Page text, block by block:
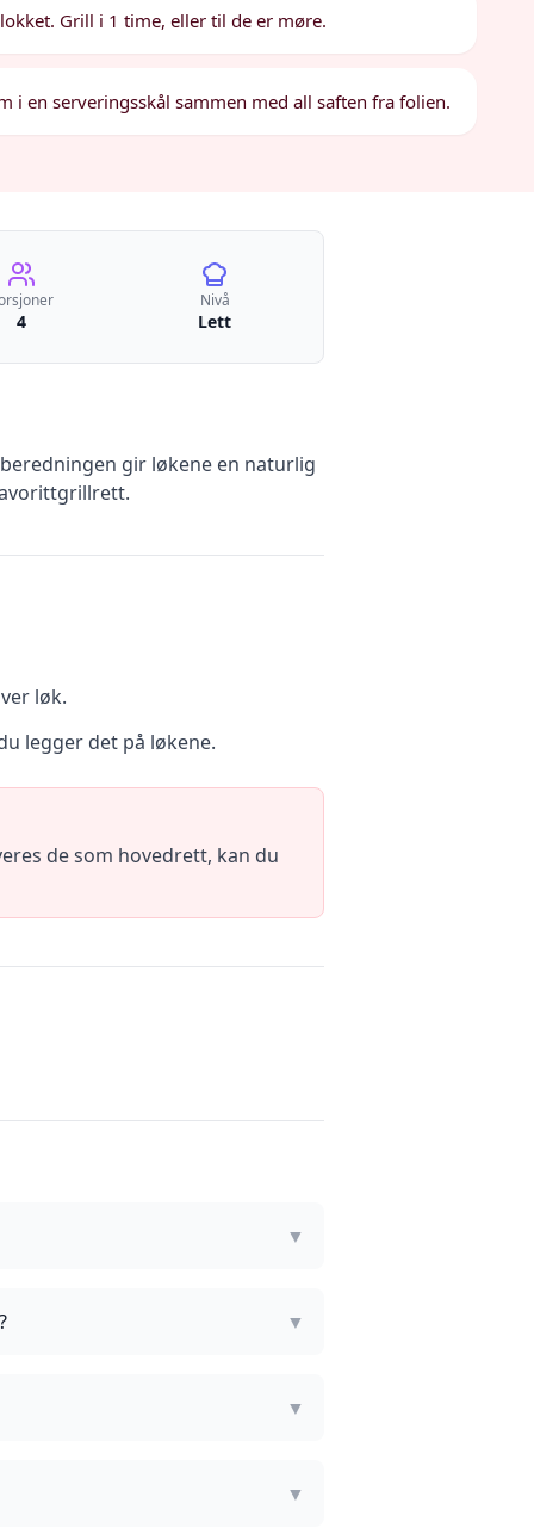
Grill i 1 time, eller til de er møre.
i en serveringsskål sammen med all saften fra folien.
4
Nivå
Lett
gir løkene en naturlig
løk.
legger det på løkene.
de som hovedrett, kan du
▼
▼
▼
▼